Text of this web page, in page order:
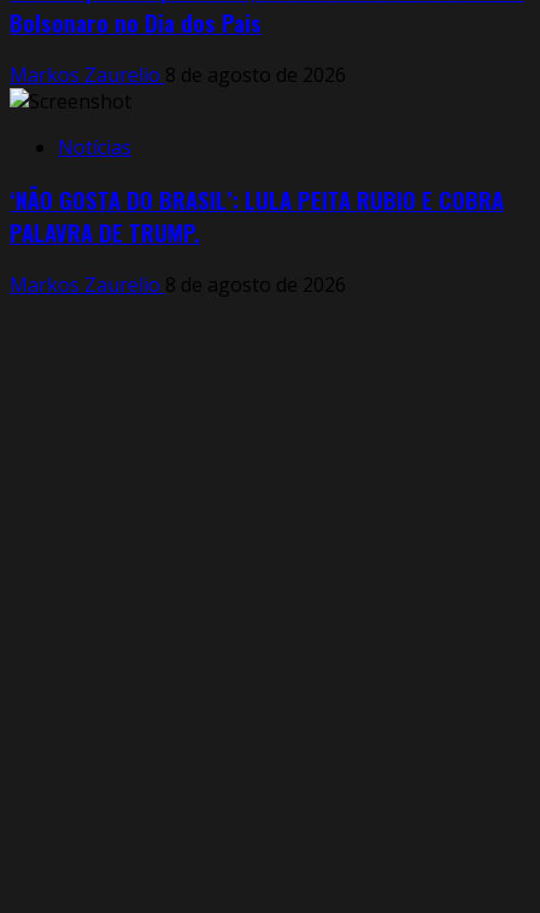
Bolsonaro no Dia dos Pais
Markos Zaurelio 8 de agosto de 2026
Notícias
‘NÃO GOSTA DO BRASIL’: LULA PEITA RUBIO E COBRA
PALAVRA DE TRUMP.
Markos Zaurelio 8 de agosto de 2026